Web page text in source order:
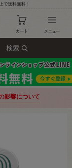
で送料無料！
検索
影響について